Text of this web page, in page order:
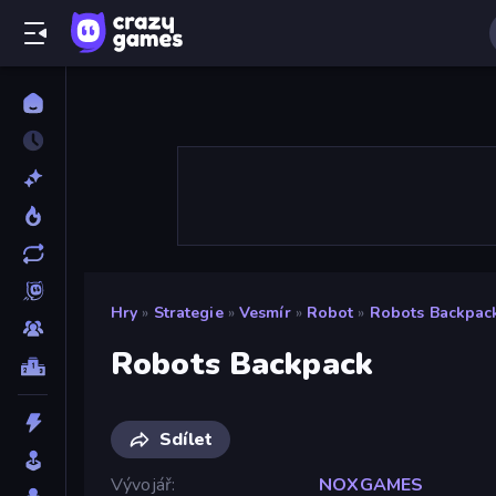
Hry » Strategie » Vesmír » Robot » Robots
Robots Backpack
Sdílet
Vývojář
NOXGAMES